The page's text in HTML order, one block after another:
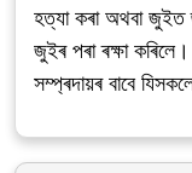
হত্যা কৰা অথবা জুইত
জুইৰ পৰা ৰক্ষা
সম্প্ৰদায়ৰ বাবে